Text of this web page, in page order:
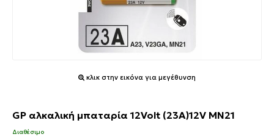
κλικ στην εικόνα για μεγέθυνση
GP αλκαλική μπαταρία 12Volt (23A)12V MN21
Διαθέσιμο